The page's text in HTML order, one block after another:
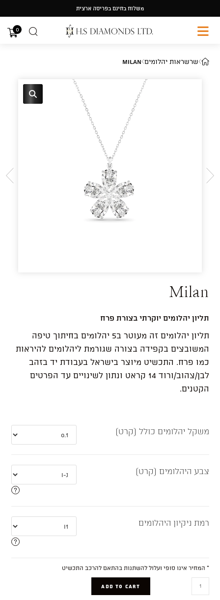
content
משלוח בחינם בפריסה ארצית
0
שרשראות יהלומים Milan
Milan
תליון יהלומים יוקרתי בצורת פרח
תליון יהלומים זה מעוטר ב5 יהלומים בחיתוך טיפה
המשובצים בקפידה בצורה שגורמת ליהלומים להיראות
כמו פרח. התכשיט מיוצר בישראל בעבודת יד בזהב
לבן/צהוב/ורוד 14 קראט ונתון לשינויים עד הפרטים
הקטנים.
משקל יהלומים כולל (קרט)
צבע היהלומים (קרט)
רמת ניקיון היהלומים
* המחיר אינו סופי ועלול להשתנות בהתאם להרכב התכשיט
ADD TO CART